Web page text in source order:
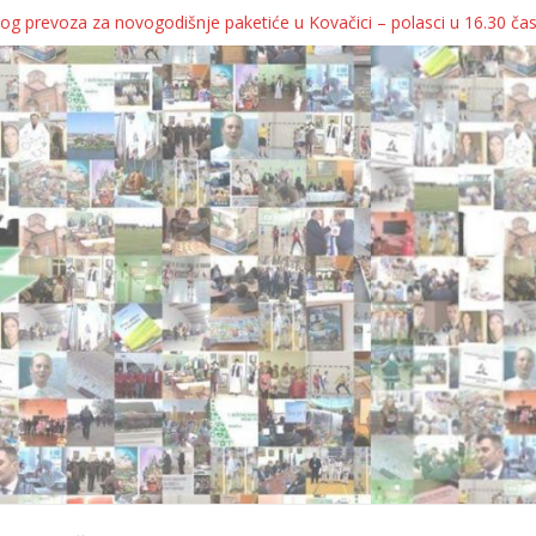
prevoza za novogodišnje paketiće u Kovačici – polasci u 16.30
KOLICA ZA 76 BEBA SA TERITORIJE OPŠTINE KOVAČICA
oborila rekord zatvorenih firmi!
telo
pa kukaju o „egzilu“